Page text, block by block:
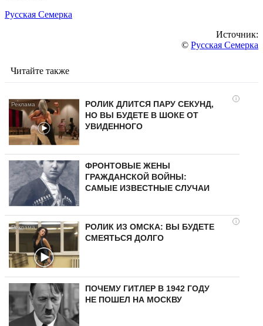
Русская Семерка
Источник:
© Русская Семерка
Читайте также
i
РОЛИК ДЛИТСЯ ПАРУ СЕКУНД,
НО ВЫ БУДЕТЕ В ШОКЕ ОТ
УВИДЕННОГО
ФРОНТОВЫЕ ЖЕНЫ
ГРАЖДАНСКОЙ ВОЙНЫ:
САМЫЕ ИЗВЕСТНЫЕ СЛУЧАИ
i
РОЛИК ИЗ ОМСКА: ВЫ БУДЕТЕ
СМЕЯТЬСЯ ДОЛГО
ПОЧЕМУ ГИТЛЕР В 1942 ГОДУ
НЕ ПОШЕЛ НА МОСКВУ